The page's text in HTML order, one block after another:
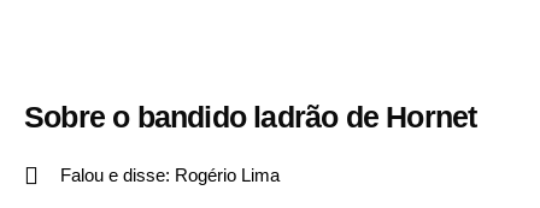
Sobre o bandido ladrão de Hornet
Falou e disse: Rogério Lima